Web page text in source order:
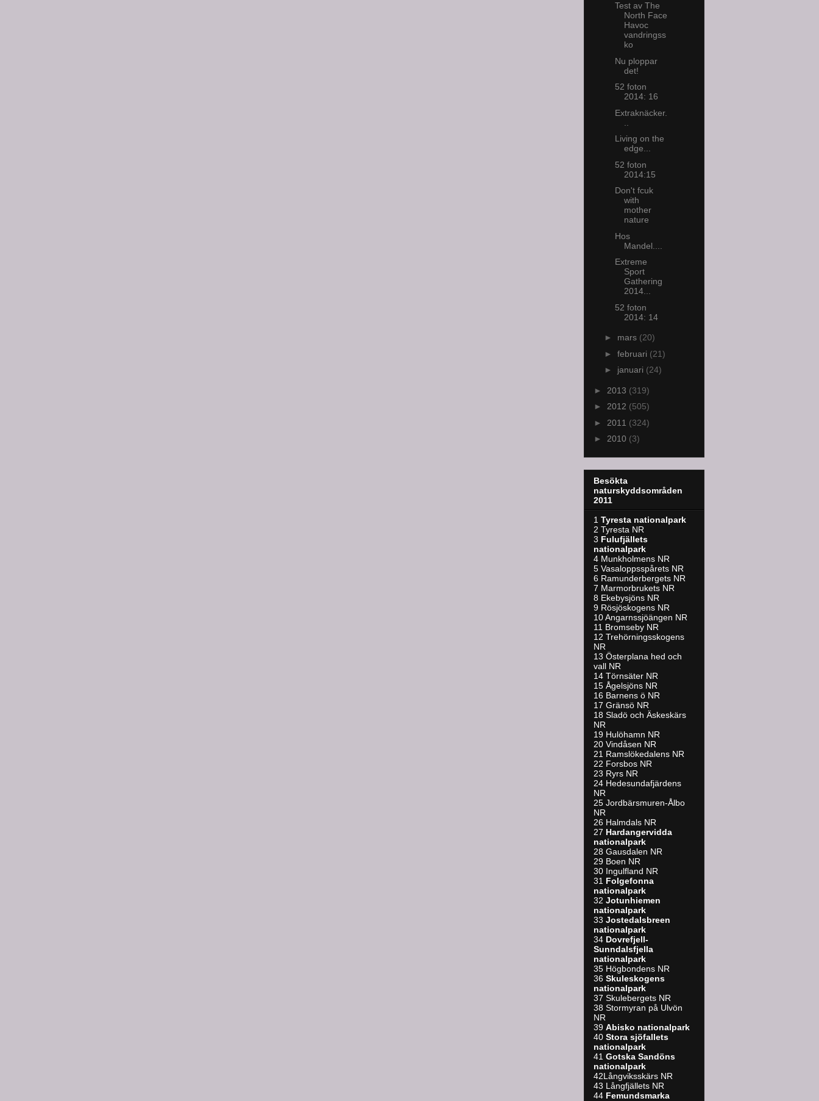
Test av The
North Face
Havoc
vandringss
ko
Nu ploppar
det!
52 foton
2014: 16
Extraknäcker.
Living on the
edge...
52 foton
2014:15
Don't fcuk
with
mother
nature
Hos
Mandel....
Extreme
Sport
Gathering
2014...
52 foton
2014: 14
► mars (20)
► februari (21)
► januari (24)
► 2013 (319)
► 2012 (505)
► 2011 (324)
► 2010 (3)
Besökta
naturskyddsområden
2011
1 Tyresta nationalpark
2 Tyresta NR
3 Fulufjällets
nationalpark
4 Munkholmens NR
5 Vasaloppsspårets NR
6 Ramunderbergets NR
7 Marmorbrukets NR
8 Ekebysjöns NR
9 Rösjöskogens NR
10 Angarnssjöängen NR
11 Bromseby NR
12 Trehörningsskogens
NR
13 Österplana hed och
vall NR
14 Törnsäter NR
15 Ågelsjöns NR
16 Barnens ö NR
17 Gränsö NR
18 Sladö och Äskeskärs
NR
19 Hulöhamn NR
20 Vindåsen NR
21 Ramslökedalens NR
22 Forsbos NR
23 Ryrs NR
24 Hedesundafjärdens
NR
25 Jordbärsmuren-Ålbo
NR
26 Halmdals NR
27 Hardangervidda
nationalpark
28 Gausdalen NR
29 Boen NR
30 Ingulfland NR
31 Folgefonna
nationalpark
32 Jotunhiemen
nationalpark
33 Jostedalsbreen
nationalpark
34 Dovrefjell-
Sunndalsfjella
nationalpark
35 Högbondens NR
36 Skuleskogens
nationalpark
37 Skulebergets NR
38 Stormyran på Ulvön
NR
39 Abisko nationalpark
40 Stora sjöfallets
nationalpark
41 Gotska Sandöns
nationalpark
42Långviksskärs NR
43 Långfjällets NR
44 Femundsmarka